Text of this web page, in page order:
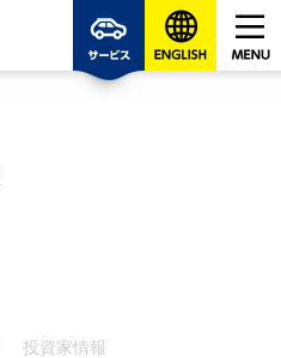
ゼロの
投資家情報